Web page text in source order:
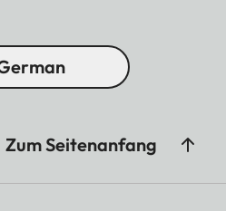
Zum Seitenanfang